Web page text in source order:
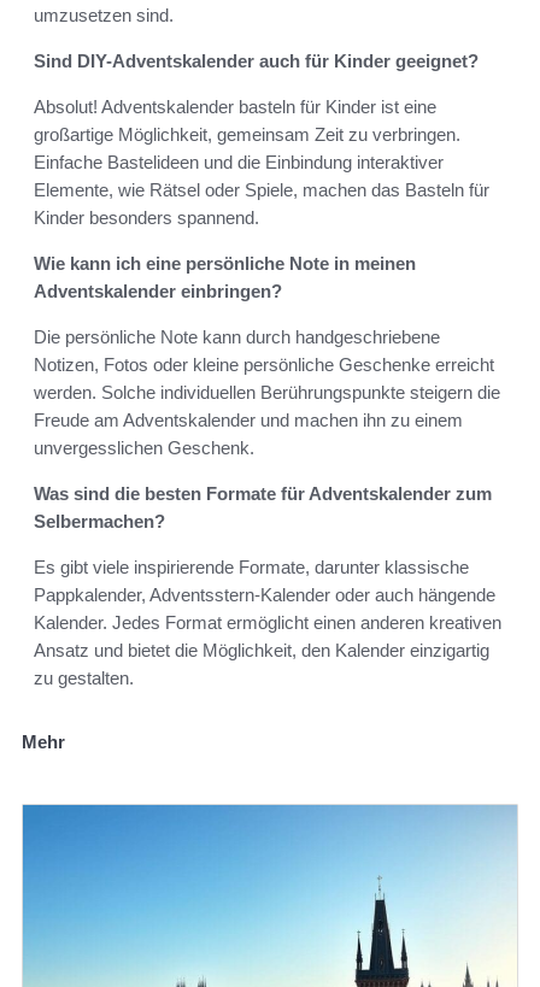
umzusetzen sind.
Sind DIY-Adventskalender auch für Kinder geeignet?
Absolut! Adventskalender basteln für Kinder ist eine
großartige Möglichkeit, gemeinsam Zeit zu verbringen.
Einfache Bastelideen und die Einbindung interaktiver
Elemente, wie Rätsel oder Spiele, machen das Basteln für
Kinder besonders spannend.
Wie kann ich eine persönliche Note in meinen
Adventskalender einbringen?
Die persönliche Note kann durch handgeschriebene
Notizen, Fotos oder kleine persönliche Geschenke erreicht
werden. Solche individuellen Berührungspunkte steigern die
Freude am Adventskalender und machen ihn zu einem
unvergesslichen Geschenk.
Was sind die besten Formate für Adventskalender zum
Selbermachen?
Es gibt viele inspirierende Formate, darunter klassische
Pappkalender, Adventsstern-Kalender oder auch hängende
Kalender. Jedes Format ermöglicht einen anderen kreativen
Ansatz und bietet die Möglichkeit, den Kalender einzigartig
zu gestalten.
Mehr